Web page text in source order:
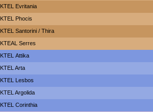
ΚΤΕL Evritania
ΚΤΕL Phocis
KTEL Santorini / Thira
KTEAL Serres
KΤΕL Αttika
KTEL Arta
KTEL Lesbos
KTEL Argolida
KTEL Corinthia